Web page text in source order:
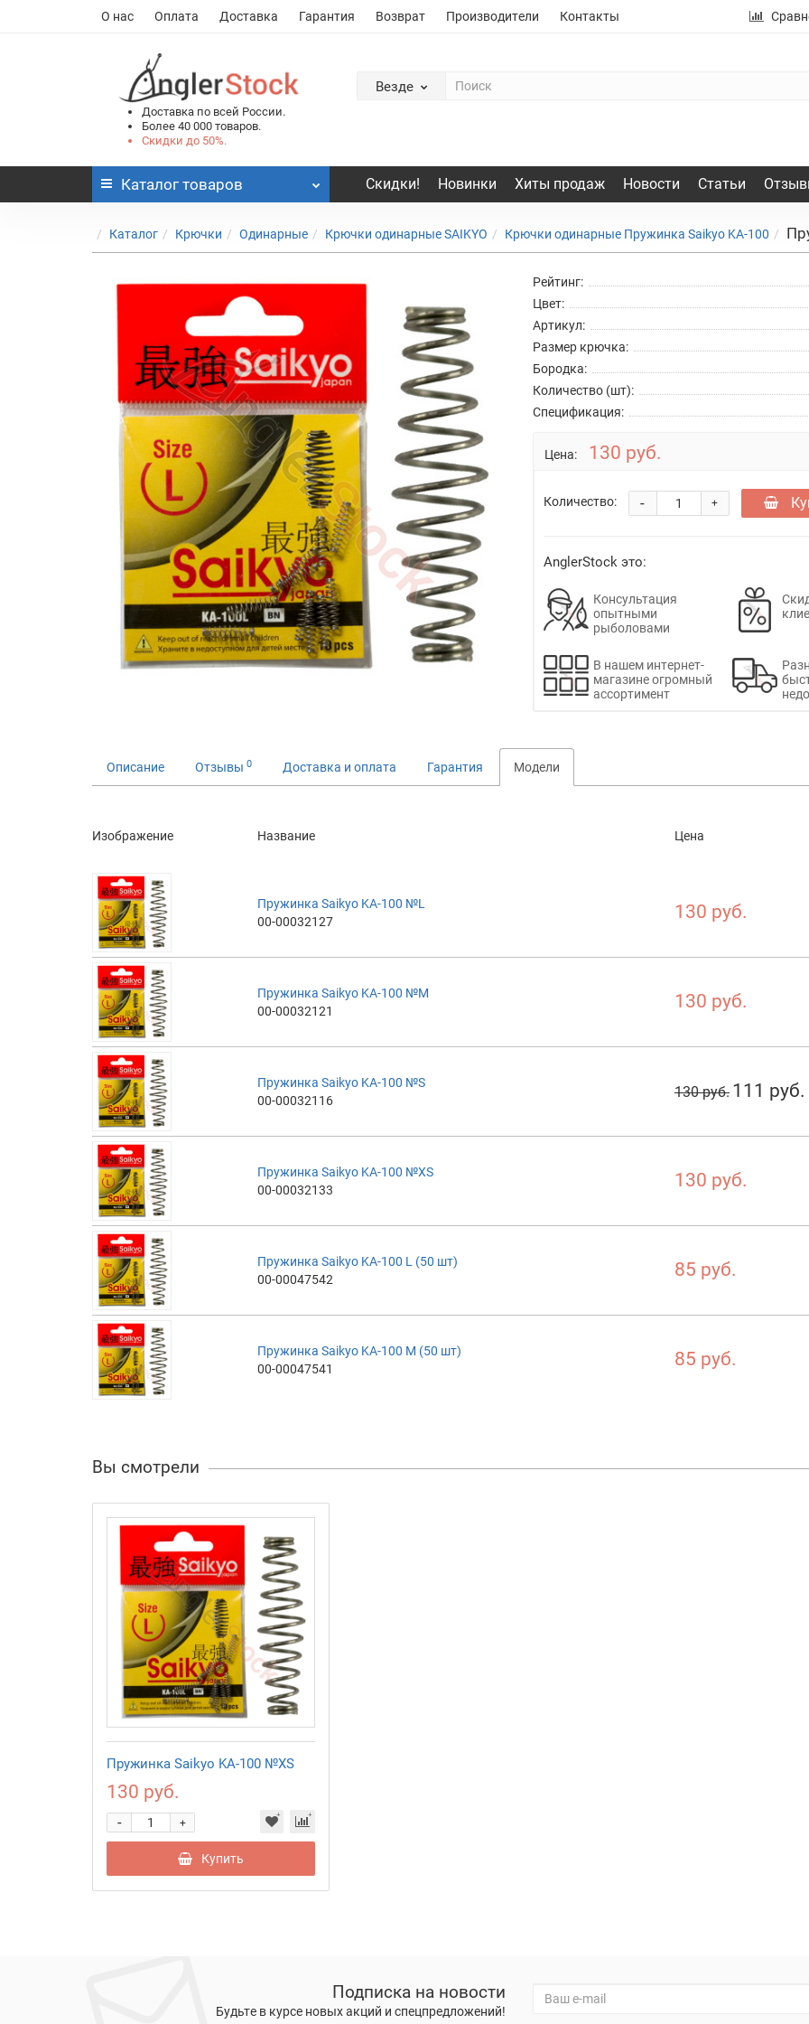
О нас Оплата Доставка Гарантия Возврат Производители Контакты
Доставка по всей России.
Более 40 000 товаров.
Скидки до 50%.
Везде
Каталог товаров Скидки! Новинки Хиты продаж Новости Статьи
Каталог Крючки Одинарные Крючки одинарные SAIKYO Крючки одинарные Пружинка Saikyo KA-100
Рейтинг:
Цвет:
Артикул:
Размер крючка:
Бородка:
Количество (шт):
Спецификация:
Цена: 130 руб.
Количество: +
-
AnglerStock это:
Консультация
опытными
рыболовами
В нашем интернет-
магазине огромный
ассортимент
Описание Отзывы 0 Доставка и оплата Гарантия Модели
Изображение Название Цена
Пружинка Saikyo KA-100 №L
00-00032127
130 руб.
Пружинка Saikyo KA-100 №M
00-00032121
130 руб.
Пружинка Saikyo KA-100 №S
00-00032116
130 руб. 111 руб.
Пружинка Saikyo KA-100 №XS
00-00032133
130 руб.
Пружинка Saikyo KA-100 L (50 шт)
00-00047542
85 руб.
Пружинка Saikyo KA-100 M (50 шт)
00-00047541
85 руб.
Вы смотрели
Пружинка Saikyo KA-100 №XS
130 руб.
+
-
Купить
Подписка на новости
Будьте в курсе новых акций и спецпредложений!